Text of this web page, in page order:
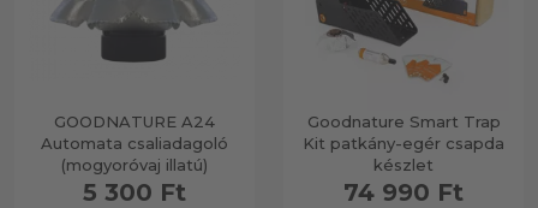
GOODNATURE A24
Automata csaliadagoló
(mogyoróvaj illatú)
5 300 Ft
Goodnature Smart Trap
Kit patkány-egér csapda
készlet
74 990 Ft